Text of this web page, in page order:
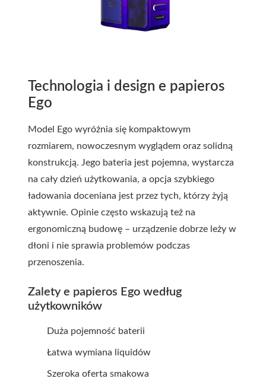
Technologia i design e papieros
Ego
Model Ego wyróżnia się kompaktowym
rozmiarem, nowoczesnym wyglądem oraz solidną
konstrukcją. Jego bateria jest pojemna, wystarcza
na cały dzień użytkowania, a opcja szybkiego
ładowania doceniana jest przez tych, którzy żyją
aktywnie. Opinie często wskazują też na
ergonomiczną budowę – urządzenie dobrze leży w
dłoni i nie sprawia problemów podczas
przenoszenia.
Zalety e papieros Ego według
użytkowników
Duża pojemność baterii
Łatwa wymiana liquidów
Szeroka oferta smakowa